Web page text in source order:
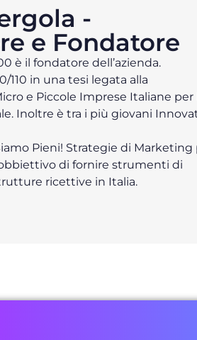
-
e Fondatore
è il fondatore dell’azienda.
110 in una tesi legata alla
e Piccole Imprese Italiane per
Inoltre è tra i più giovani
Pieni! Strategie di Marketing
di fornire strumenti di
ricettive in Italia.